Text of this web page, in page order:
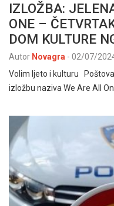
IZLOŽBA:
ONE –
DOM KULTURE
Autor Novagra - 02/07/
Volim ljeto i kulturu
izložbu naziva We Are All